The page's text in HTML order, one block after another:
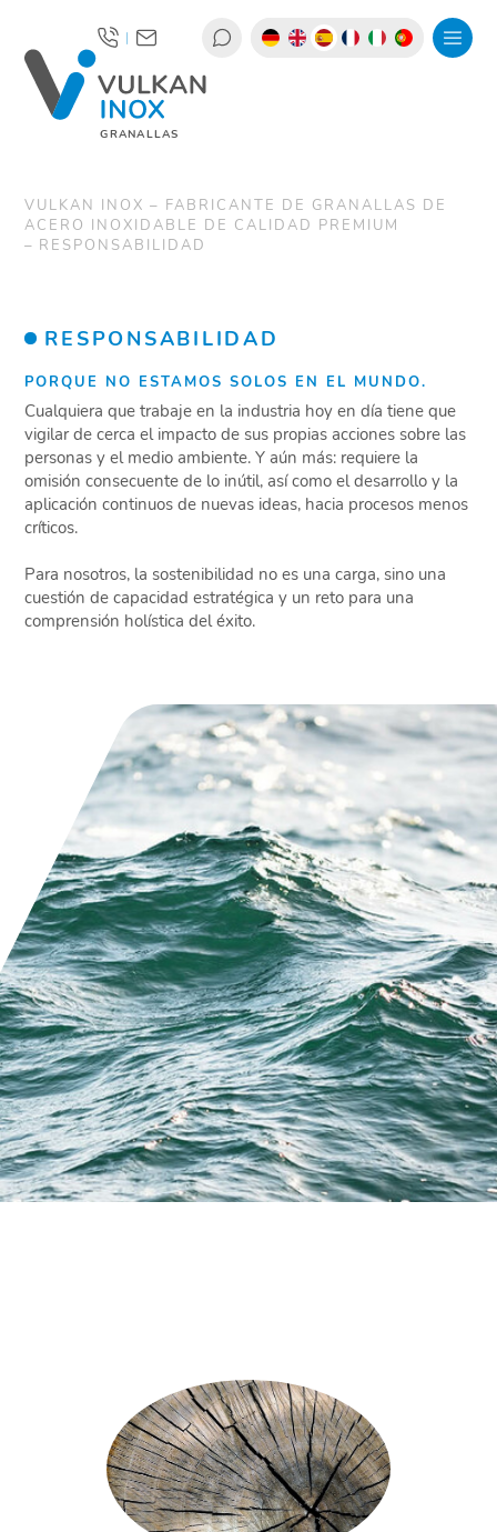
GRANALLAS
|
VULKAN INOX – FABRICANTE DE GRANALLAS DE
ACERO INOXIDABLE DE CALIDAD PREMIUM
RESPONSABILIDAD
RESPONSABILIDAD
PORQUE NO ESTAMOS SOLOS EN EL MUNDO.
Cualquiera que trabaje en la industria hoy en día tiene que
vigilar de cerca el impacto de sus propias acciones sobre las
personas y el medio ambiente. Y aún más: requiere la
omisión consecuente de lo inútil, así como el desarrollo y la
aplicación continuos de nuevas ideas, hacia procesos menos
críticos.
Para nosotros, la sostenibilidad no es una carga, sino una
cuestión de capacidad estratégica y un reto para una
comprensión holística del éxito.